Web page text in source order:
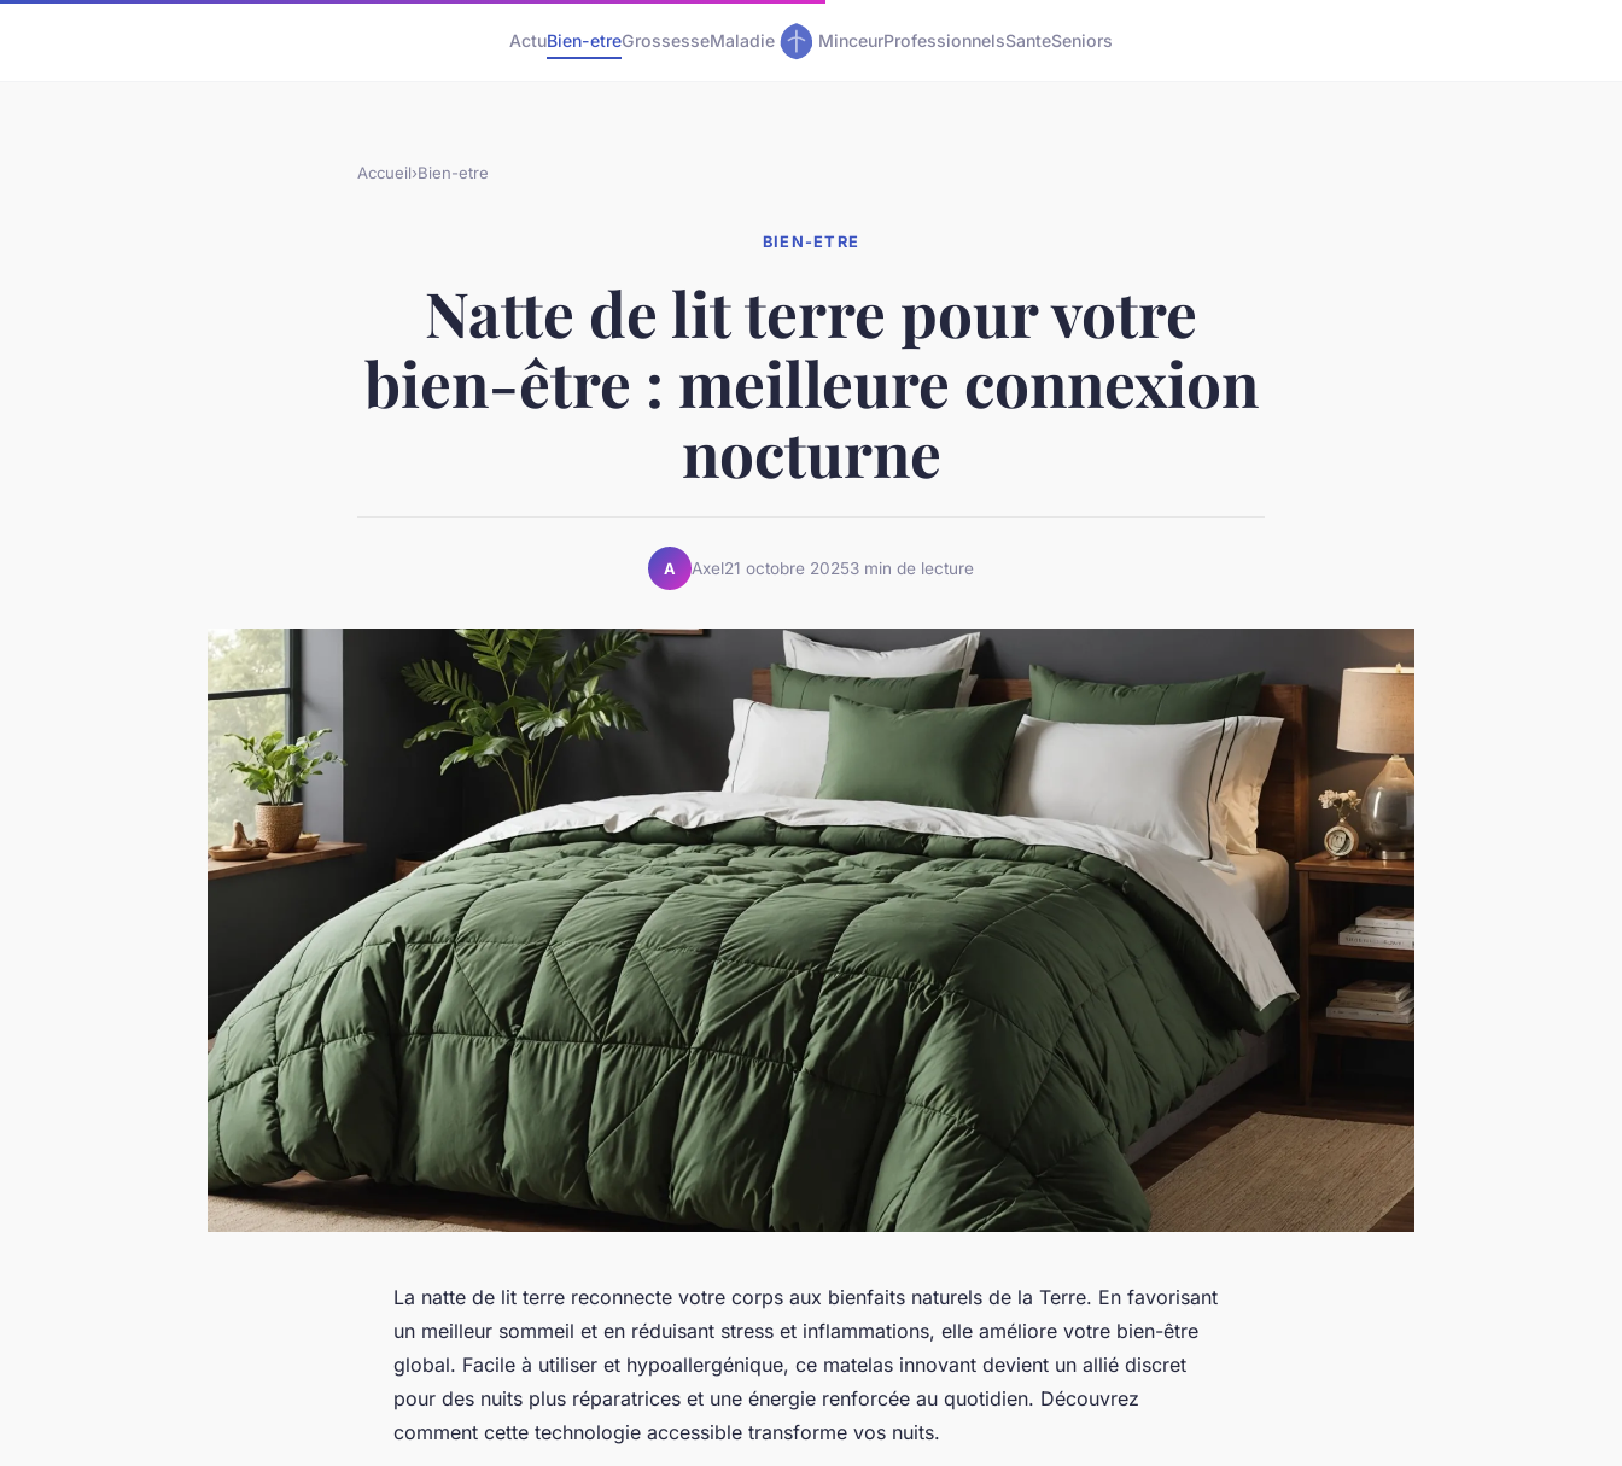
ActuBien-etreGrossesseMaladie MinceurProfessionnelsSanteSeniors
Accueil›Bien-etre
BIEN-ETRE
Natte de lit terre pour votre
bien-être : meilleure connexion
nocturne
A Axel21 octobre 20253 min de lecture
La natte de lit terre reconnecte votre corps aux bienfaits naturels de la Terre. En favorisant
un meilleur sommeil et en réduisant stress et inflammations, elle améliore votre bien-être
global. Facile à utiliser et hypoallergénique, ce matelas innovant devient un allié discret
pour des nuits plus réparatrices et une énergie renforcée au quotidien. Découvrez
comment cette technologie accessible transforme vos nuits.